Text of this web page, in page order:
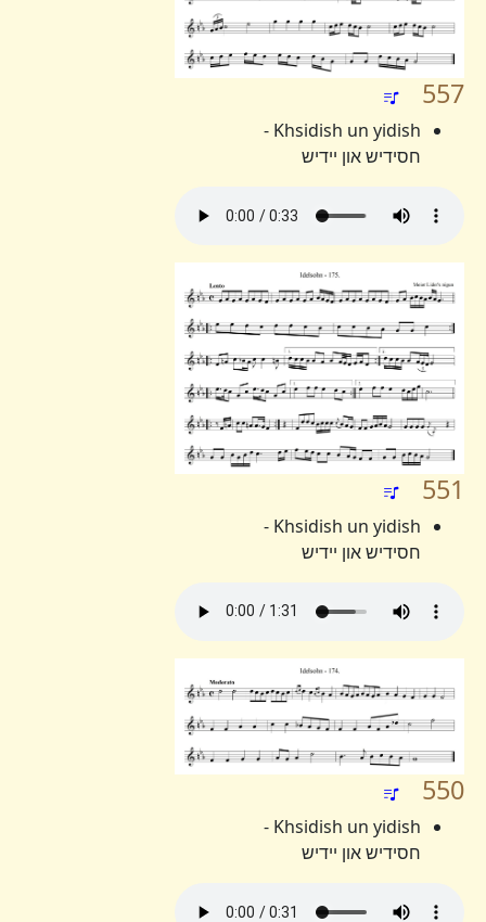
557
Khsidish un yidish -
חסידיש און יידיש
551
Khsidish un yidish -
חסידיש און יידיש
550
Khsidish un yidish -
חסידיש און יידיש